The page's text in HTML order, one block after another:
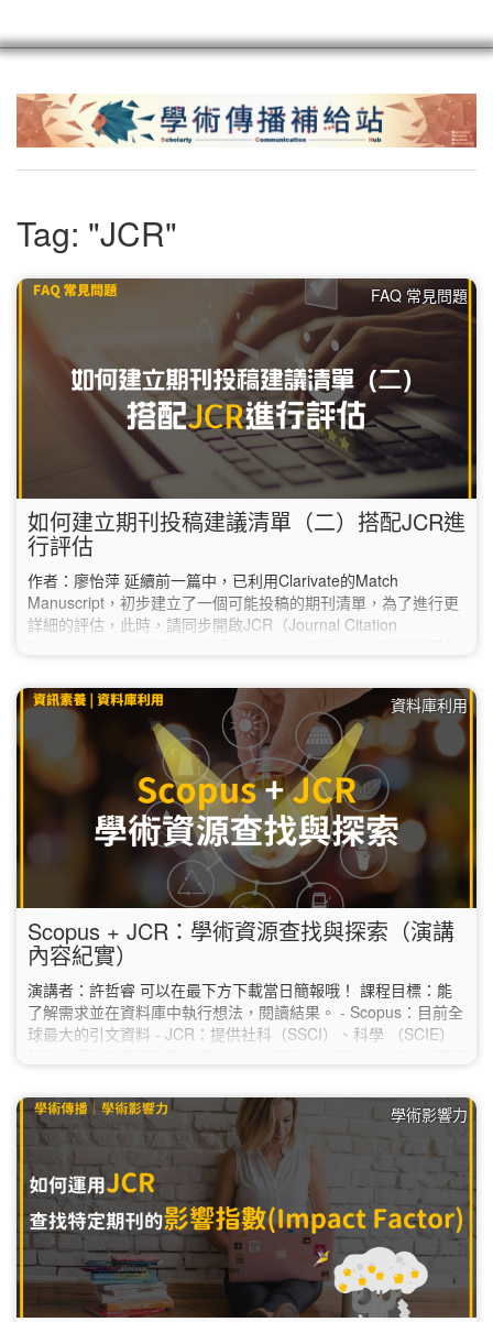
聯繫
Tag: "JCR"
FAQ 常見問題
如何建立期刊投稿建議清單（二）搭配JCR進
行評估
作者：廖怡萍 延續前一篇中，已利用Clarivate的Match
Manuscript，初步建立了一個可能投稿的期刊清單，為了進行更
詳細的評估，此時，請同步開啟JCR（Journal Citation
「Journals」對話框中，逐筆輸入之前在「Match Manuscript」
建議清單中挑選的期刊，再點選下方的「Apply」。…資料庫利用
Scopus + JCR：學術資源查找與探索（演講
內容紀實）
演講者：許哲睿 可以在最下方下載當日簡報哦！ 課程目標：能
了解需求並在資料庫中執行想法，閱讀結果。 - Scopus：目前全
球最大的引文資料 - JCR：提供社科（SSCI）、科學 （SCIE）
點提示 1.善用篩選調整搜尋結果：年份、學科領域、文獻種類
（1）如果有其他需求：開放取用、出版階段 （2）進一步篩選關
鍵字可有效幫助檢索…
學術影響力